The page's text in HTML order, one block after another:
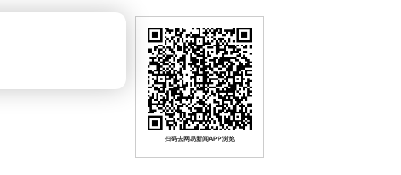
扫码去网易新闻APP浏览